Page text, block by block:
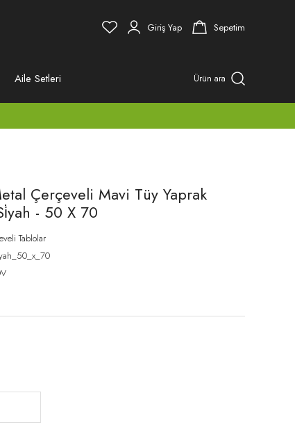
Giriş Yap Sepetim
Aile Setleri Ürün ara
Çerçeveli Mavi Tüy Yaprak
- 50 X 70
Tablolar